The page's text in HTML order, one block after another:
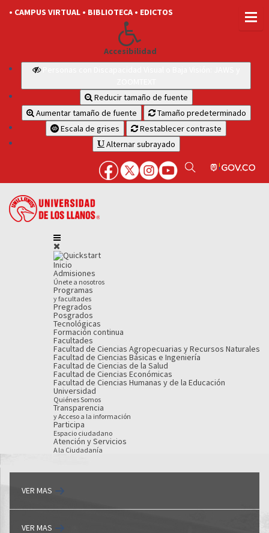
• CAMPUS VIRTUAL • BIBLIOTECA • EDICTOS
Accesibilidad
Reducir tamaño de fuente
Aumentar tamaño de fuente
Tamaño predeterminado
Escala de grises
Restablecer contraste
Alternar subrayado
Inicio
Admisiones
Únete a nosotros
Programas
y facultades
Pregrados
Posgrados
Tecnológicas
Formación continua
Facultades
Facultad de Ciencias Agropecuarias y Recursos Naturales
Facultad de Ciencias Básicas e Ingeniería
Facultad de Ciencias de la Salud
Facultad de Ciencias Económicas
Facultad de Ciencias Humanas y de la Educación
Universidad
Quiénes Somos
Transparencia
y Acceso a la información
Participa
Espacio ciudadano
Atención y Servicios
A la Ciudadanía
VER MAS
VER MAS